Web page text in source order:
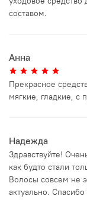
составом.
Анна
Прекрасное
мягкие, гладкие, с
Надежда
Здравствуйте!
как будто стали
Волосы совсем не
актуально.